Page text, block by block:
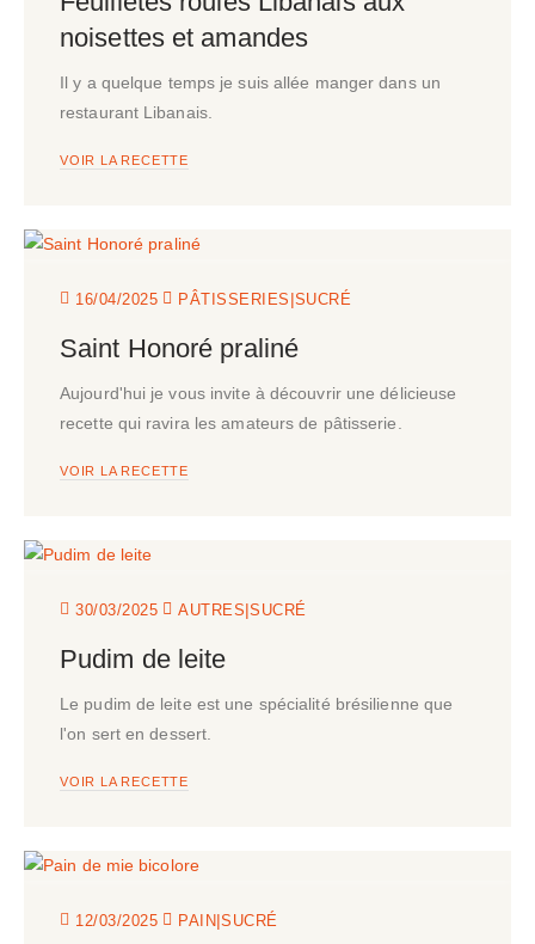
noisettes et amandes
Il y a quelque temps je suis allée manger dans un
restaurant Libanais.
VOIR LA RECETTE
16/04/2025 PÂTISSERIES |SUCRÉ
Saint Honoré praliné
Aujourd'hui je vous invite à découvrir une délicieuse
recette qui ravira les amateurs de pâtisserie.
VOIR LA RECETTE
30/03/2025 AUTRES|SUCRÉ
Pudim de leite
Le pudim de leite est une spécialité brésilienne que
l'on sert en dessert.
VOIR LA RECETTE
12/03/2025 PAIN|SUCRÉ